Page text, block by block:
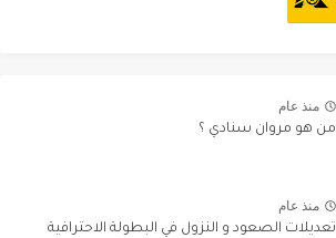
منذ عام
من هو مروان سنادي ؟
منذ عام
تعديلات الصعود و النزول في البطولة الاحترافية